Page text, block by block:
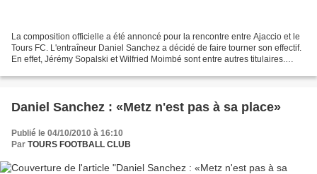
La composition officielle a été annoncé pour la rencontre entre Ajaccio et le
Tours FC. L'entraîneur Daniel Sanchez a décidé de faire tourner son effectif.
En effet, Jérémy Sopalski et Wilfried Moimbé sont entre autres titulaires.
Daniel Sanchez : «Metz n'est pas à sa place»
Publié le 04/10/2010 à 16:10
Par TOURS FOOTBALL CLUB